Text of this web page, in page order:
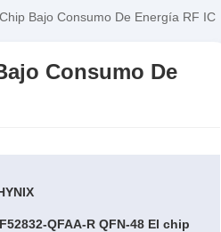
Bajo Consumo De Energía RF IC
Consumo De
QFAA-R QFN-48 El chip